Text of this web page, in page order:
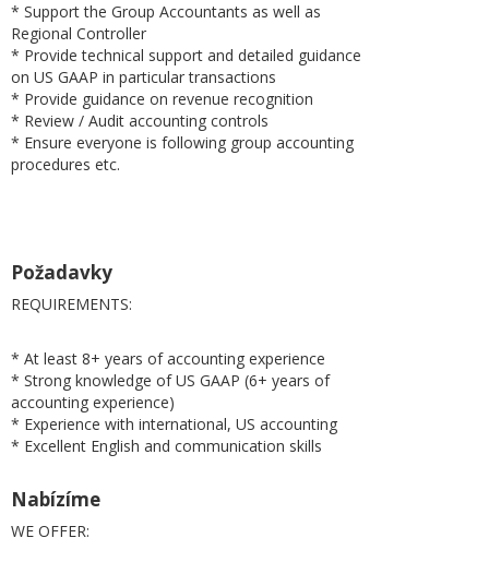
* Support the Group Accountants as well as
Regional Controller
* Provide technical support and detailed guidance
on US GAAP in particular transactions
* Provide guidance on revenue recognition
* Review / Audit accounting controls
* Ensure everyone is following group accounting
procedures etc.
Požadavky
REQUIREMENTS:
* At least 8+ years of accounting experience
* Strong knowledge of US GAAP (6+ years of
accounting experience)
* Experience with international, US accounting
* Excellent English and communication skills
Nabízíme
WE OFFER: